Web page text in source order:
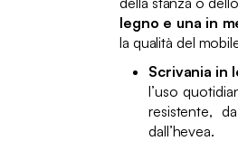
legno e una in
la qualità del
Scrivania in
l’uso
resistente,
dall’hevea.